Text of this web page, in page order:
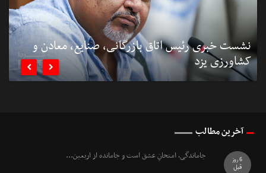
نشست خبری رئیس اتاق بازرگانی، صنایع، معادن و
کشاورزی یزد  
آخرین مطالب
جاماندگی، امتحانِ عشق است و جامانده از اربعین...
6 روز
قبل